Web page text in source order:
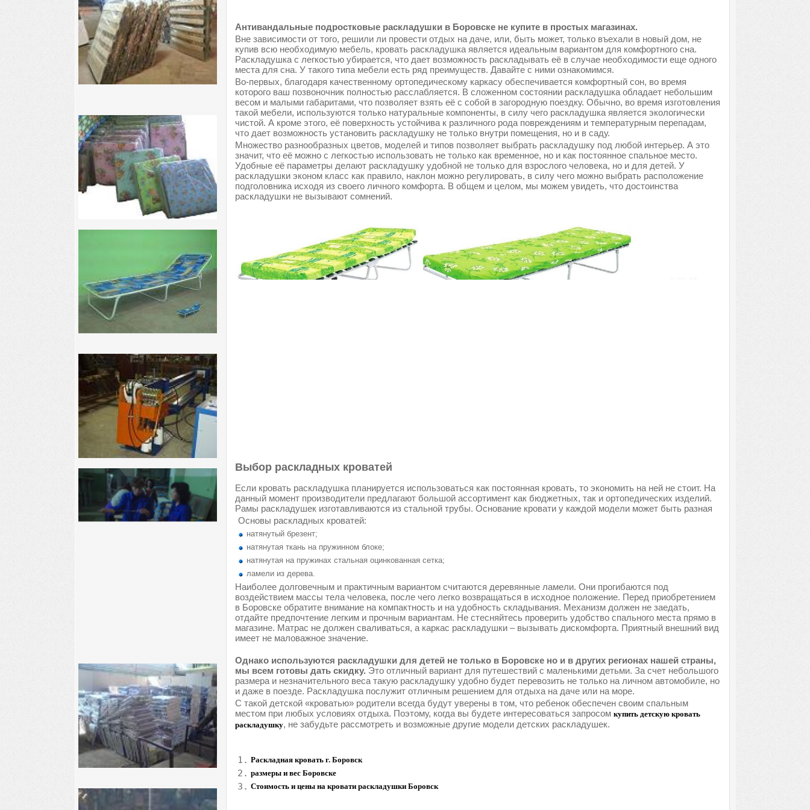
Антивандальные подростковые раскладушки в Боровске не купите в простых магазинах.
Вне зависимости от того, решили ли провести отдых на даче, или, быть может, только въехали в новый дом, не
купив всю необходимую мебель, кровать раскладушка является идеальным вариантом для комфортного сна.
Раскладушка с легкостью убирается, что дает возможность раскладывать её в случае необходимости еще одного
места для сна. У такого типа мебели есть ряд преимуществ. Давайте с ними ознакомимся.
Во-первых, благодаря качественному ортопедическому каркасу обеспечивается комфортный сон, во время
которого ваш позвоночник полностью расслабляется. В сложенном состоянии раскладушка обладает небольшим
весом и малыми габаритами, что позволяет взять её с собой в загородную поездку. Обычно, во время изготовления
такой мебели, используются только натуральные компоненты, в силу чего раскладушка является экологически
чистой. А кроме этого, её поверхность устойчива к различного рода повреждениям и температурным перепадам,
что дает возможность установить раскладушку не только внутри помещения, но и в саду.
Множество разнообразных цветов, моделей и типов позволяет выбрать раскладушку под любой интерьер. А это
значит, что её можно с легкостью использовать не только как временное, но и как постоянное спальное место.
Удобные её параметры делают раскладушку удобной не только для взрослого человека, но и для детей. У
раскладушки эконом класс как правило, наклон можно регулировать, в силу чего можно выбрать расположение
подголовника исходя из своего личного комфорта. В общем и целом, мы можем увидеть, что достоинства
раскладушки не вызывают сомнений.
Выбор раскладных кроватей
Если кровать раскладушка планируется использоваться как постоянная кровать, то экономить на ней не стоит. На
данный момент производители предлагают большой ассортимент как бюджетных, так и ортопедических изделий.
Рамы раскладушек изготавливаются из стальной трубы. Основание кровати у каждой модели может быть разная
Основы раскладных кроватей:
натянутый брезент;
натянутая ткань на пружинном блоке;
натянутая на пружинах стальная оцинкованная сетка;
ламели из дерева.
Наиболее долговечным и практичным вариантом считаются деревянные ламели. Они прогибаются под
воздействием массы тела человека, после чего легко возвращаться в исходное положение. Перед приобретением
в Боровске обратите внимание на компактность и на удобность складывания. Механизм должен не заедать,
отдайте предпочтение легким и прочным вариантам. Не стесняйтесь проверить удобство спального места прямо в
магазине. Матрас не должен сваливаться, а каркас раскладушки – вызывать дискомфорта. Приятный внешний вид
имеет не маловажное значение.
Однако используются раскладушки для детей не только в Боровске но и в других регионах нашей страны,
мы всем готовы дать скидку. Это отличный вариант для путешествий с маленькими детьми. За счет небольшого
размера и незначительного веса такую раскладушку удобно будет перевозить не только на личном автомобиле, но
и даже в поезде. Раскладушка послужит отличным решением для отдыха на даче или на море.
С такой детской «кроватью» родители всегда будут уверены в том, что ребенок обеспечен своим спальным
местом при любых условиях отдыха. Поэтому, когда вы будете интересоваться запросом купить детскую кровать
раскладушку, не забудьте рассмотреть и возможные другие модели детских раскладушек.
1. Раскладная кровать г. Боровск
2. размеры и вес Боровске
3. Стоимость и цены на кровати раскладушки Боровск